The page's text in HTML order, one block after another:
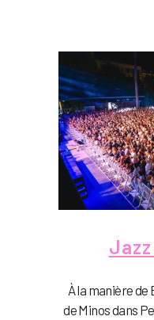
À la manière
de Minos dans